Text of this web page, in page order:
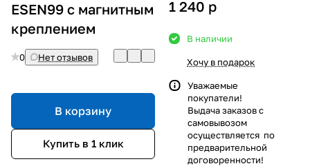
ESEN99 с магнитным
креплением
0 Нет отзывов
В корзину
Купить в 1 клик
1 240 p
В наличии
Хочу в подарок
Уважаемые
покупатели!
Выдача заказов с
самовывозом
осуществляется по
предварительной
договоренности!